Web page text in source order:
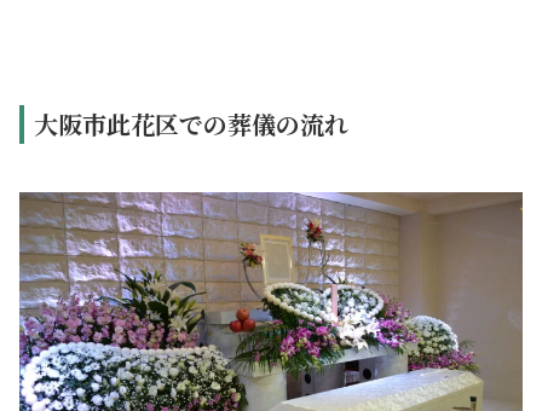
大阪市此花区での葬儀の流れ